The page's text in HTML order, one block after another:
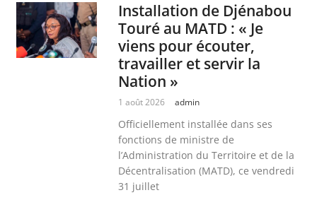
Installation de Djénabou
Touré au MATD : « Je
viens pour écouter,
travailler et servir la
Nation »
1 août 2026 admin
Officiellement installée dans ses
fonctions de ministre de
l’Administration du Territoire et de la
Décentralisation (MATD), ce vendredi
31 juillet